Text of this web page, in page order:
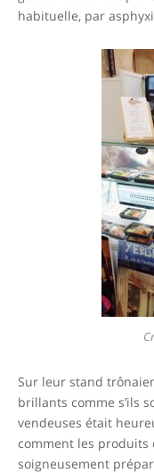
habituelle, par
Sur leur stand
brillants comme s’ils
vendeuses était
comment les produits
soigneusement